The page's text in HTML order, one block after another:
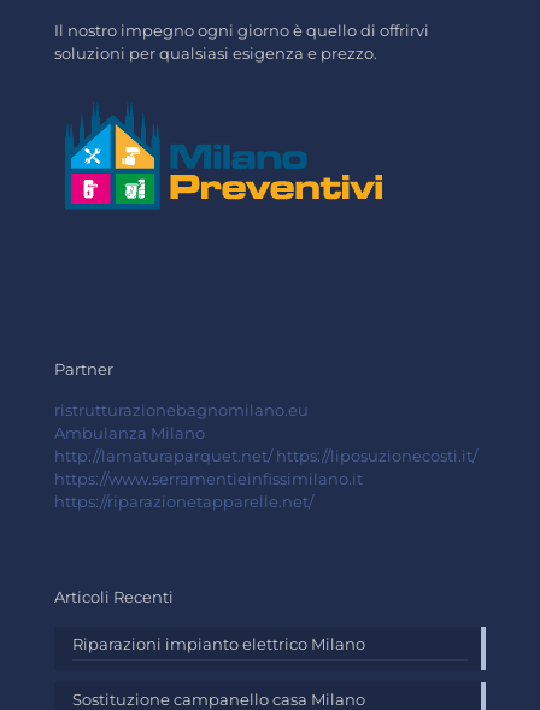
Il nostro impegno ogni giorno è quello di offrirvi
soluzioni per qualsiasi esigenza e prezzo.
Partner
ristrutturazionebagnomilano.eu
Ambulanza Milano
http://lamaturaparquet.net/ https://liposuzionecosti.it/
https://www.serramentieinfissimilano.it
https://riparazionetapparelle.net/
Articoli Recenti
Riparazioni impianto elettrico Milano
Sostituzione campanello casa Milano